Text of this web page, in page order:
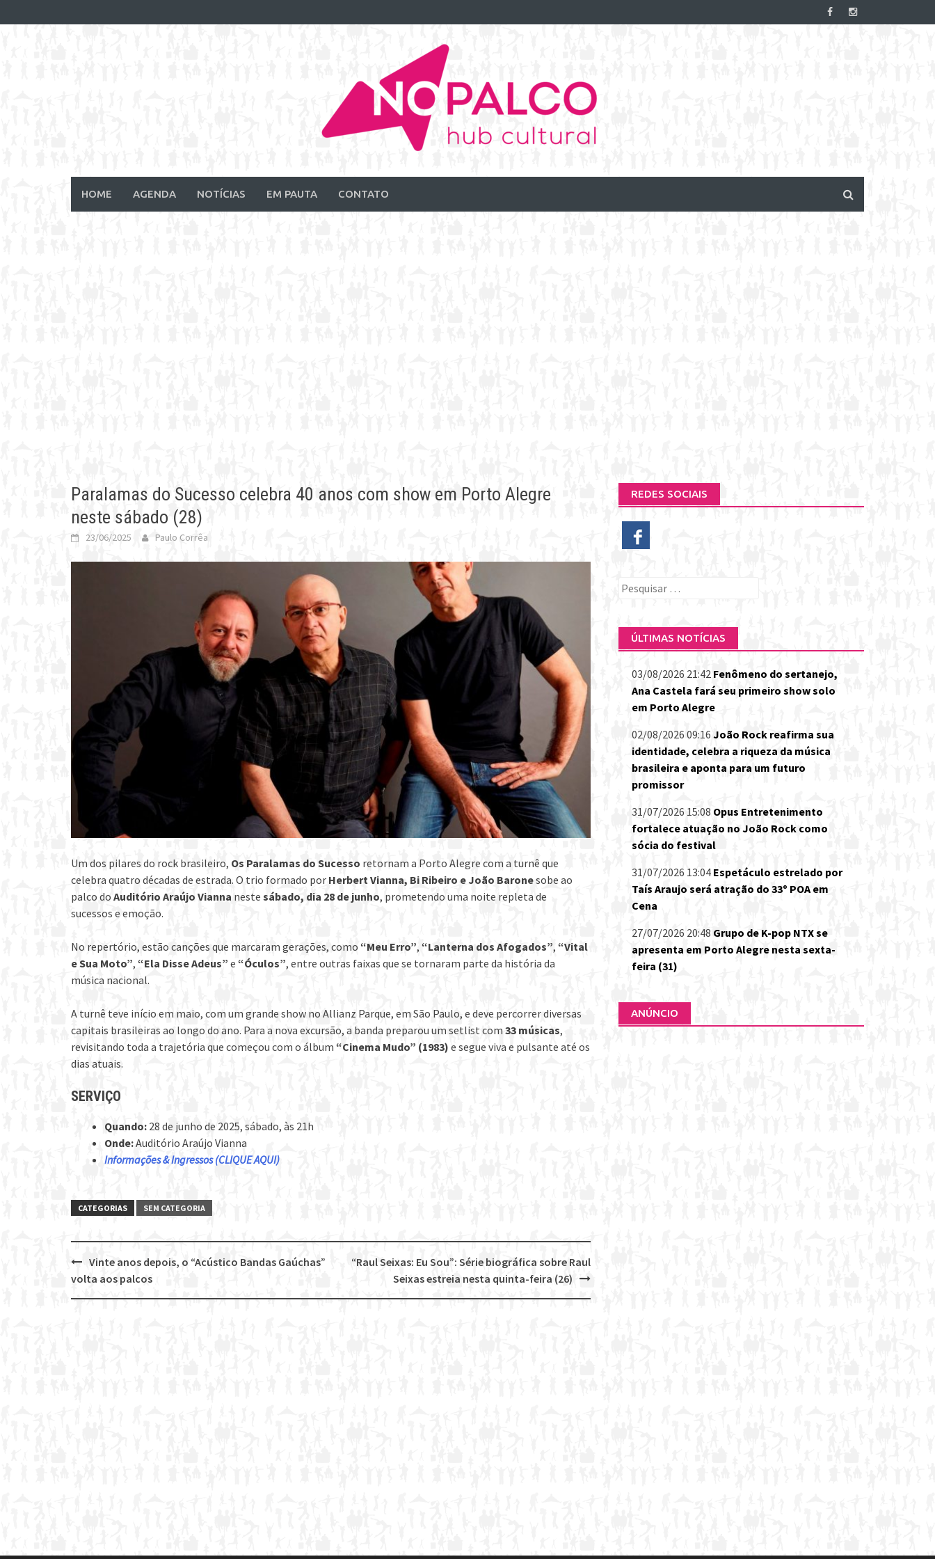
to
HOME AGENDA NOTÍCIAS EM PAUTA CONTATO
Paralamas do Sucesso celebra 40 anos com show em Porto Alegre
neste sábado (28)
23/06/2025 Paulo Corrêa
Um dos pilares do rock brasileiro, Os Paralamas do Sucesso retornam a Porto Alegre com a turnê que
celebra quatro décadas de estrada. O trio formado por Herbert Vianna, Bi Ribeiro e João Baronesobe ao
palco do Auditório Araújo Vianna neste sábado, dia 28 de junho, prometendo uma noite repleta de
sucessos e emoção.
No repertório, estão canções que marcaram gerações, como “Meu Erro”, “Lanterna dos Afogados”, “Vital
e Sua Moto”, “Ela Disse Adeus” e “Óculos”, entre outras faixas que se tornaram parte da história da
música nacional.
A turnê teve início em maio, com um grande show no Allianz Parque, em São Paulo, e deve percorrer diversas
capitais brasileiras ao longo do ano. Para a nova excursão, a banda preparou um setlist com33 músicas,
revisitando toda a trajetória que começou com o álbum “Cinema Mudo” (1983) e segue viva e pulsante até os
dias atuais.
SERVIÇO
Quando: 28 de junho de 2025, sábado, às 21h
Onde:Auditório Araújo Vianna
Informações & Ingressos (CLIQUE AQUI)
CATEGORIAS SEM CATEGORIA
Post
navigation
“Raul Seixas: Eu Sou”: Série biográfica sobre Raul
Seixas estreia nesta quinta-feira (26)
Vinte anos depois, o “Acústico Bandas Gaúchas”
volta aos palcos
REDES SOCIAIS
Pesquisar
ÚLTIMAS NOTÍCIAS
03/08/2026 21:42 Fenômeno do sertanejo,
Ana Castela fará seu primeiro show solo
em Porto Alegre
02/08/2026 09:16 João Rock reafirma sua
identidade, celebra a riqueza da música
brasileira e aponta para um futuro
promissor
31/07/2026 15:08 Opus Entretenimento
fortalece atuação no João Rock como
sócia do festival
31/07/2026 13:04 Espetáculo estrelado por
Taís Araujo será atração do 33º POA em
Cena
27/07/2026 20:48 Grupo de K-pop NTX se
apresenta em Porto Alegre nesta sexta-
feira (31)
ANÚNCIO